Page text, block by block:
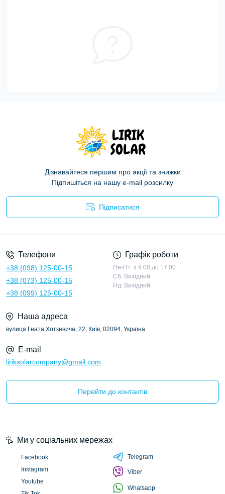
Дізнавайтеся першим про акції та знижки
Підпишіться на нашу e-mail розсилку
Підписатися
Телефони
+38 (098) 125-00-15
+38 (073) 125-00-15
+38 (099) 125-00-15
Графік роботи
Пн-Пт: з 9:00 до 17:00
Сб: Вихідний
Нд: Вихідний
Наша адреса
вулиця Гната Хоткевича, 22, Київ, 02094, Україна
E-mail
liriksolarcompany@gmail.com
Перейти до контактів
Ми у соціальних мережах
Facebook
Instagram
Youtube
Telegram
Viber
Whatsapp